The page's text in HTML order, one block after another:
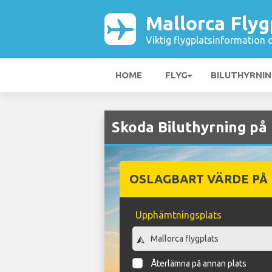
Mallorca
Viktig flygplatsinformation
HOME FLYG
Skoda Biluthyrning
OSLAGBART VÄRDE
Upphämtningsplats
Återlämna på annan plats